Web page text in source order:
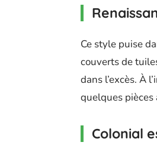
Ce style puise
couverts de
dans l’excès. À
quelques
Colonial